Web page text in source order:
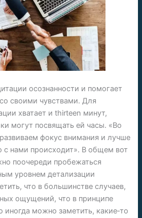
осознанности и помогает
своими чувствами. Для
хватает и thirteen минут,
могут посвящать ей часы. «Во
фокус внимания и лучше
с нами происходит». В общем вот
поочереди пробежаться
уровнем детализации
что в большинстве случаев,
ощущений, что в принципе
иногда можно заметить, какие‑то